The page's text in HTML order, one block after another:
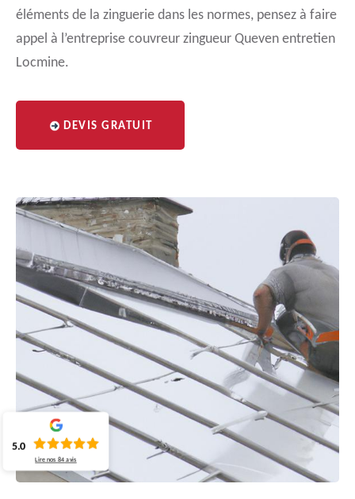
éléments de la zinguerie dans les normes, pensez à faire
appel à l’entreprise couvreur zingueur Queven entretien
Locmine.
DEVIS GRATUIT
5.0
Lire nos84 avis